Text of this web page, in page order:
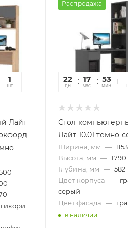
43
сек
1
шт
Лайт
гикори
Распродажа
22
дн
17
час
53
мин
Стол
Лайт 10.01 темно-
Ширина, мм — 1153
Высота, мм — 1790
Глубина, мм — 582
Цвет корпуса —
серый
Цвет фасада —
в наличии